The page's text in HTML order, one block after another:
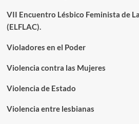
VII Encuentro Lésbico Feminista de
(ELFLAC).
Violadores en el Poder
Violencia contra las Mujeres
Violencia de Estado
Violencia entre lesbianas